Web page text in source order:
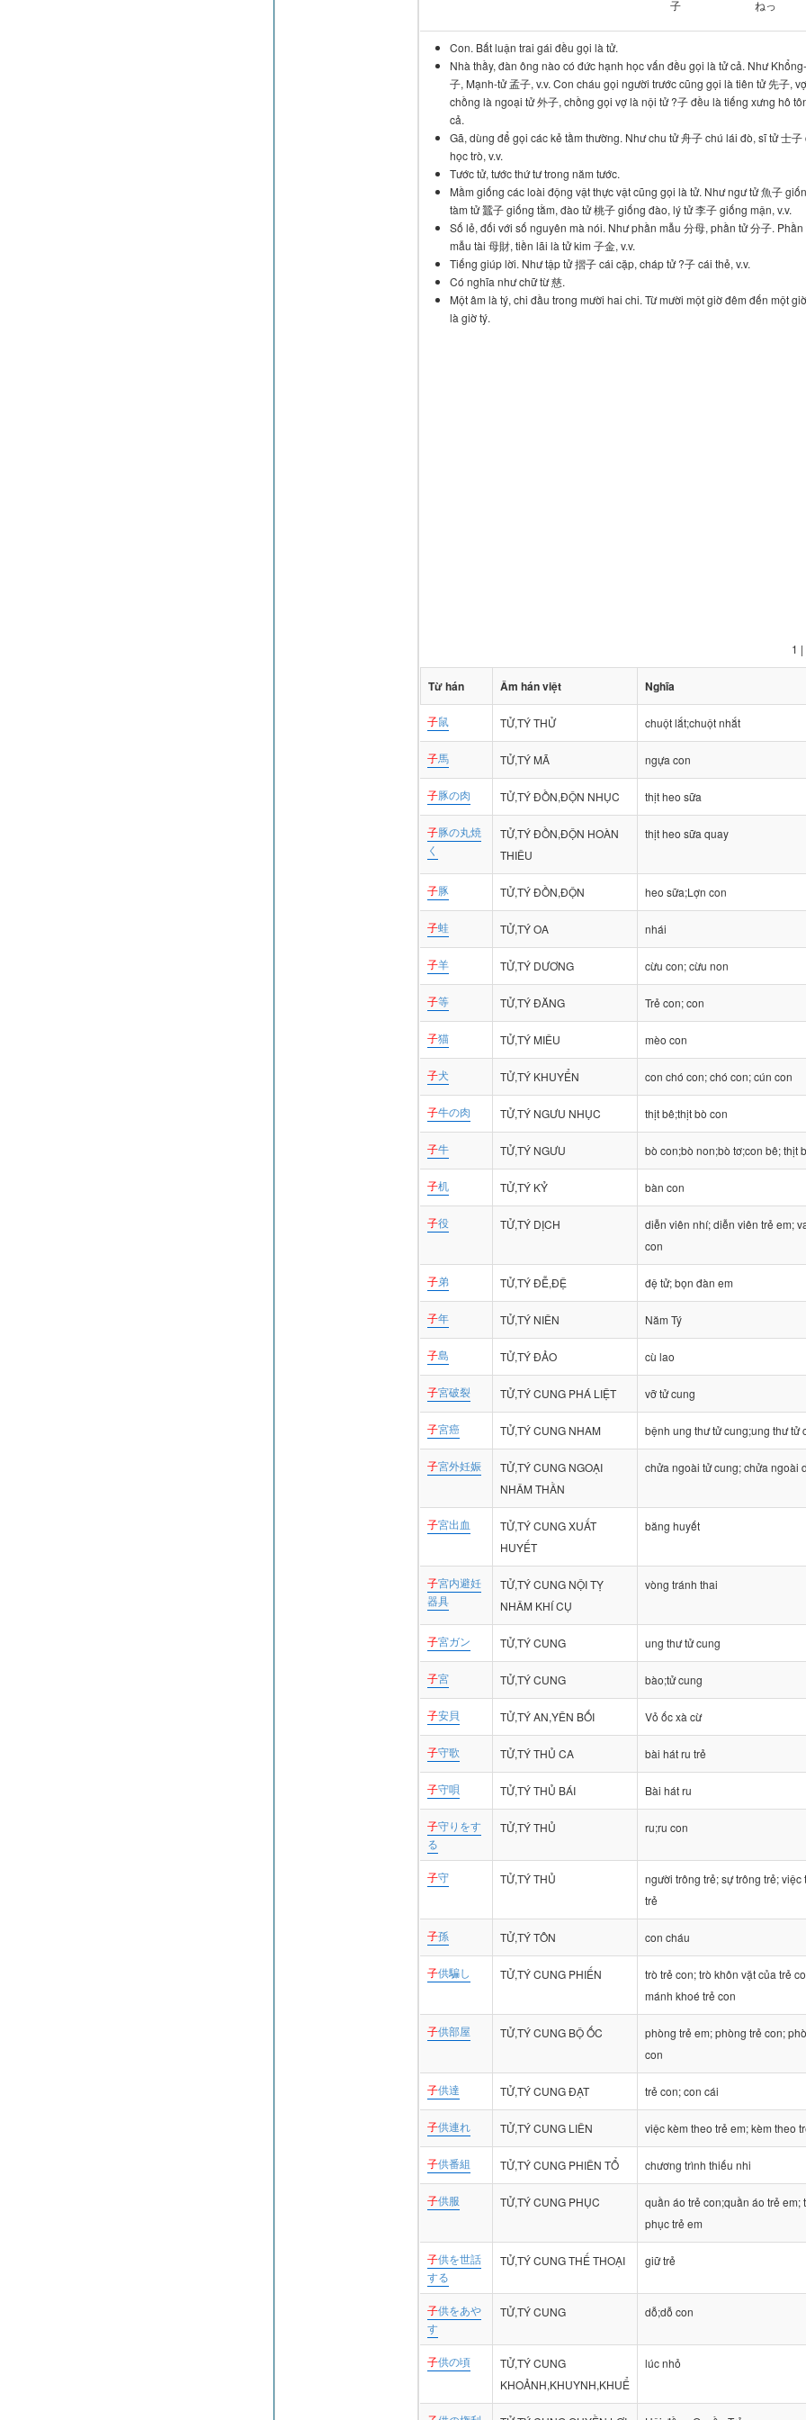
子 ねっ
Con. Bất luận trai gái đều gọi là tử.
Nhà thầy, đàn ông nào có đức hạnh học vấn đều gọi là tử cả. Như
子, Mạnh-tử 孟子, v.v. Con cháu gọi người trước cũng gọi là tiên tử 先子,
chồng là ngoại tử 外子, chồng gọi vợ là nội tử ?子 đều là tiếng xưng hô
cả.
Gã, dùng để gọi các kẻ tầm thường. Như chu tử 舟子 chú lái đò, sĩ tử 士子
học trò, v.v.
Tước tử, tước thứ tư trong năm tước.
Mầm giống các loài động vật thực vật cũng gọi là tử. Như ngư tử 魚子
tàm tử 蠶子 giống tằm, đào tử 桃子 giống đào, lý tử 李子 giống mận, v.v.
Số lẻ, đối với số nguyên mà nói. Như phần mẫu 分母, phần tử 分子. Phần
mẫu tài 母財, tiền lãi là tử kim 子金, v.v.
Tiếng giúp lời. Như tập tử 摺子 cái cặp, cháp tử ?子 cái thẻ, v.v.
Có nghĩa như chữ từ 慈.
Một âm là tý, chi đầu trong mười hai chi. Từ mười một giờ đêm đến một
là giờ tý.
1 |
Từ hán Âm hán việt Nghĩa
子鼠 TỬ,TÝ THỬ chuột lắt;chuột nhắt
子馬 TỬ,TÝ MÃ ngựa con
子豚の肉 TỬ,TÝ ĐỒN,ĐỘN NHỤC thịt heo sữa
子豚の丸焼
く
TỬ,TÝ ĐỒN,ĐỘN HOÀN
THIÊU
thịt heo sữa quay
子豚 TỬ,TÝ ĐỒN,ĐỘN heo sữa;Lợn con
子蛙 TỬ,TÝ OA nhái
子羊 TỬ,TÝ DƯƠNG cừu con; cừu non
子等 TỬ,TÝ ĐĂNG Trẻ con; con
子猫 TỬ,TÝ MIÊU mèo con
子犬 TỬ,TÝ KHUYỂN con chó con; chó con; cún con
子牛の肉 TỬ,TÝ NGƯU NHỤC thịt bê;thịt bò con
子牛 TỬ,TÝ NGƯU bò con;bò non;bò tơ;con bê; thịt
子机 TỬ,TÝ KỶ bàn con
子役 TỬ,TÝ DỊCH
diễn viên nhí; diễn viên trẻ em;
con
子弟 TỬ,TÝ ĐỄ,ĐỆ đệ tử; bọn đàn em
子年 TỬ,TÝ NIÊN Năm Tý
子島 TỬ,TÝ ĐẢO cù lao
子宮破裂 TỬ,TÝ CUNG PHÁ LIỆT vỡ tử cung
子宮癌 TỬ,TÝ CUNG NHAM bệnh ung thư tử cung;ung thư tử
子宮外妊娠
TỬ,TÝ CUNG NGOẠI
NHÂM THẦN
chửa ngoài tử cung; chửa ngoài
子宮出血
TỬ,TÝ CUNG XUẤT
HUYẾT
băng huyết
子宮内避妊
器具
TỬ,TÝ CUNG NỘI TỴ
NHÂM KHÍ CỤ
vòng tránh thai
子宮ガン TỬ,TÝ CUNG ung thư tử cung
子宮 TỬ,TÝ CUNG bào;tử cung
子安貝 TỬ,TÝ AN,YÊN BỐI Vỏ ốc xà cừ
子守歌 TỬ,TÝ THỦ CA bài hát ru trẻ
子守唄 TỬ,TÝ THỦ BÁI Bài hát ru
子守りをす
る
TỬ,TÝ THỦ ru;ru con
子守 TỬ,TÝ THỦ
người trông trẻ; sự trông trẻ; việc
trẻ
子孫 TỬ,TÝ TÔN con cháu
子供騙し TỬ,TÝ CUNG PHIẾN
trò trẻ con; trò khôn vặt của trẻ
mánh khoé trẻ con
子供部屋 TỬ,TÝ CUNG BỘ ỐC
phòng trẻ em; phòng trẻ con;
con
子供達 TỬ,TÝ CUNG ĐẠT trẻ con; con cái
子供連れ TỬ,TÝ CUNG LIÊN việc kèm theo trẻ em; kèm theo
子供番組 TỬ,TÝ CUNG PHIÊN TỔ chương trình thiếu nhi
子供服 TỬ,TÝ CUNG PHỤC
quần áo trẻ con;quần áo trẻ em;
phục trẻ em
子供を世話
する
TỬ,TÝ CUNG THẾ THOẠI giữ trẻ
子供をあや
す
TỬ,TÝ CUNG dỗ;dỗ con
子供の頃
TỬ,TÝ CUNG
KHOẢNH,KHUYNH,KHUỂ
lúc nhỏ